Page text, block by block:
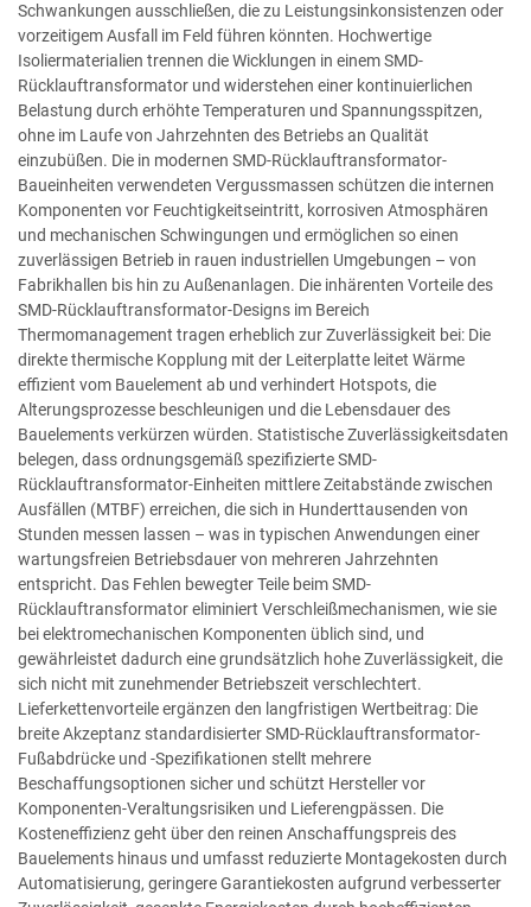
Schwankungen ausschließen, die zu Leistungsinkonsistenzen oder
vorzeitigem Ausfall im Feld führen könnten. Hochwertige
Isoliermaterialien trennen die Wicklungen in einem SMD-
Rücklauftransformator und widerstehen einer kontinuierlichen
Belastung durch erhöhte Temperaturen und Spannungsspitzen,
ohne im Laufe von Jahrzehnten des Betriebs an Qualität
einzubüßen. Die in modernen SMD-Rücklauftransformator-
Baueinheiten verwendeten Vergussmassen schützen die internen
Komponenten vor Feuchtigkeitseintritt, korrosiven Atmosphären
und mechanischen Schwingungen und ermöglichen so einen
zuverlässigen Betrieb in rauen industriellen Umgebungen – von
Fabrikhallen bis hin zu Außenanlagen. Die inhärenten Vorteile des
SMD-Rücklauftransformator-Designs im Bereich
Thermomanagement tragen erheblich zur Zuverlässigkeit bei: Die
direkte thermische Kopplung mit der Leiterplatte leitet Wärme
effizient vom Bauelement ab und verhindert Hotspots, die
Alterungsprozesse beschleunigen und die Lebensdauer des
Bauelements verkürzen würden. Statistische Zuverlässigkeitsdaten
belegen, dass ordnungsgemäß spezifizierte SMD-
Rücklauftransformator-Einheiten mittlere Zeitabstände zwischen
Ausfällen (MTBF) erreichen, die sich in Hunderttausenden von
Stunden messen lassen – was in typischen Anwendungen einer
wartungsfreien Betriebsdauer von mehreren Jahrzehnten
entspricht. Das Fehlen bewegter Teile beim SMD-
Rücklauftransformator eliminiert Verschleißmechanismen, wie sie
bei elektromechanischen Komponenten üblich sind, und
gewährleistet dadurch eine grundsätzlich hohe Zuverlässigkeit, die
sich nicht mit zunehmender Betriebszeit verschlechtert.
Lieferkettenvorteile ergänzen den langfristigen Wertbeitrag: Die
breite Akzeptanz standardisierter SMD-Rücklauftransformator-
Fußabdrücke und -Spezifikationen stellt mehrere
Beschaffungsoptionen sicher und schützt Hersteller vor
Komponenten-Veraltungsrisiken und Lieferengpässen. Die
Kosteneffizienz geht über den reinen Anschaffungspreis des
Bauelements hinaus und umfasst reduzierte Montagekosten durch
Automatisierung, geringere Garantiekosten aufgrund verbesserter